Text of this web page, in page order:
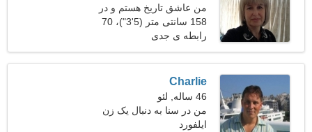
من عاشق تاریخ هستم و در
هوای تازه قدم می زنم 158 سانتی متر (5'3")، 70
کیلوگرم (154 پوند)
رابطه ی جدی
Charlie
46 ساله, لئو
من در سنا به دنبال یک زن
خجالتی کار می کنم
ایلفورد